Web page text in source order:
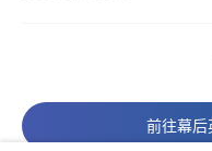
前往幕后